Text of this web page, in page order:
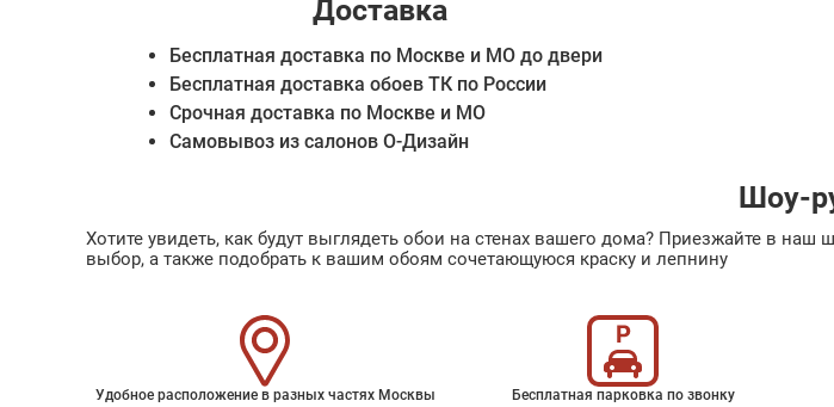
Доставка
Бесплатная доставка по Москве и МО до двери
Бесплатная доставка обоев ТК по России
Срочная доставка по Москве и МО
Самовывоз из салонов О-Дизайн
Шоу-
Хотите увидеть, как будут выглядеть обои на стенах вашего дома? Приезжайте в
выбор, а также подобрать к вашим обоям сочетающуюся краску и лепнину
Удобное расположение в разных частях Москвы Бесплатная парковка по звонку